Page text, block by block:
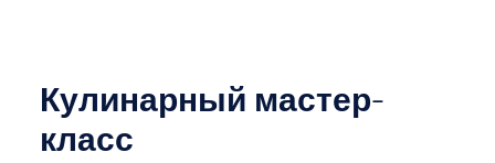
Кулинарный мастер-
класс